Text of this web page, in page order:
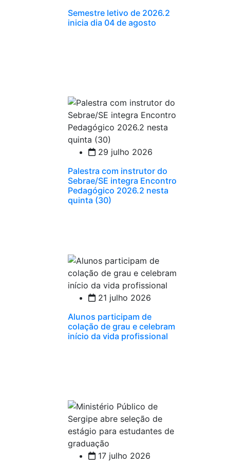
Semestre letivo de 2026.2
inicia dia 04 de agosto
29 julho 2026
Palestra com instrutor do
Sebrae/SE integra Encontro
Pedagógico 2026.2 nesta
quinta (30)
21 julho 2026
Alunos participam de
colação de grau e celebram
início da vida profissional
17 julho 2026